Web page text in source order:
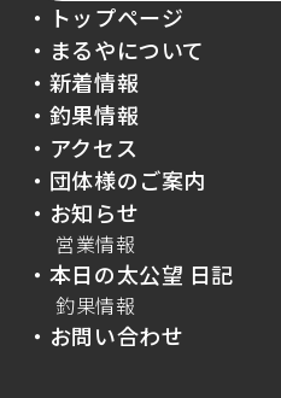
・トップページ
・まるやについて
・新着情報
・釣果情報
・アクセス
・団体様のご案内
・お知らせ
営業情報
・本日の太公望 日記
釣果情報
・お問い合わせ